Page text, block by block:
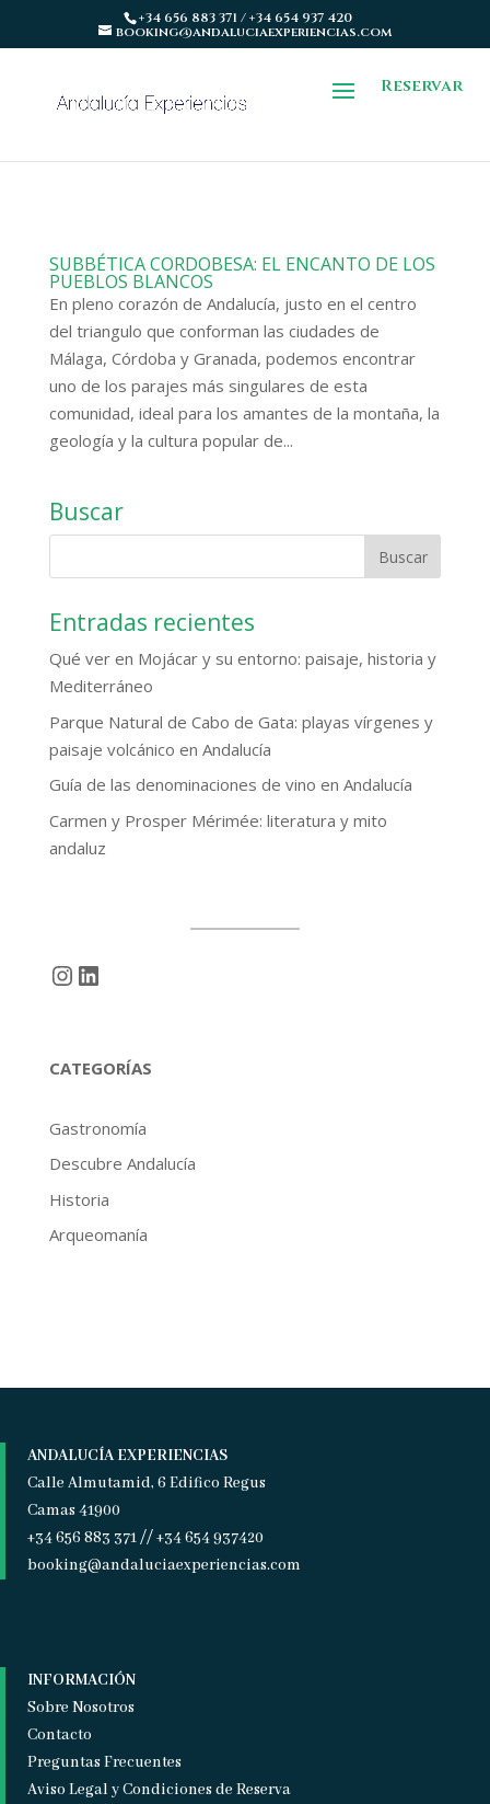
+34 656 883 371 / +34 654 937 420
booking@andaluciaexperiencias.com
Reservar
SUBBÉTICA CORDOBESA: EL ENCANTO DE LOS
PUEBLOS BLANCOS
En pleno corazón de Andalucía, justo en el centro
del triangulo que conforman las ciudades de
Málaga, Córdoba y Granada, podemos encontrar
uno de los parajes más singulares de esta
comunidad, ideal para los amantes de la montaña, la
geología y la cultura popular de...
Buscar
Entradas recientes
Qué ver en Mojácar y su entorno: paisaje, historia y
Mediterráneo
Parque Natural de Cabo de Gata: playas vírgenes y
paisaje volcánico en Andalucía
Guía de las denominaciones de vino en Andalucía
Carmen y Prosper Mérimée: literatura y mito
andaluz
Instagram
LinkedIn
CATEGORÍAS
Gastronomía
Descubre Andalucía
Historia
Arqueomanía
ANDALUCÍA EXPERIENCIAS
Calle Almutamid, 6 Edifico Regus
Camas 41900
+34 656 883 371 // +34 654 937420
booking@andaluciaexperiencias.com
INFORMACIÓN
Sobre Nosotros
Contacto
Preguntas Frecuentes
Aviso Legal y Condiciones de Reserva